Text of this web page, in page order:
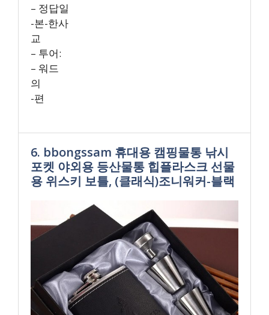
– 정답일
-본-한사
교
– 투어:
– 워드
의
-편
6. bbongssam 휴대용 캠핑물통 낚시
포켓 야외용 등산물통 힙플라스크 선물
용 위스키 보틀, (클래식)조니워커-블랙